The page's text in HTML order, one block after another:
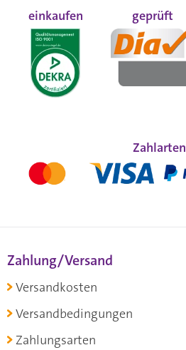
einkaufen
geprüft
Zahlarten
Zahlung/Versand
Versandkosten
Versandbedingungen
Zahlungsarten